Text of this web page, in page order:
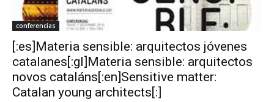
conferencias
[:es]Materia sensible: arquitectos jóvenes
catalanes[:gl]Materia sensible: arquitectos
novos cataláns[:en]Sensitive matter:
Catalan young architects[:]